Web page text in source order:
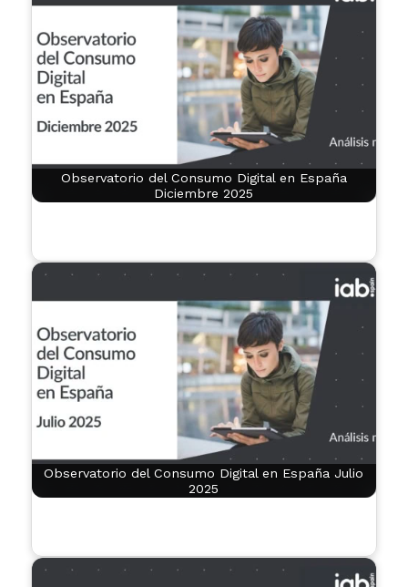
Observatorio del Consumo Digital en España
Diciembre 2025
Observatorio del Consumo Digital en España Julio
2025